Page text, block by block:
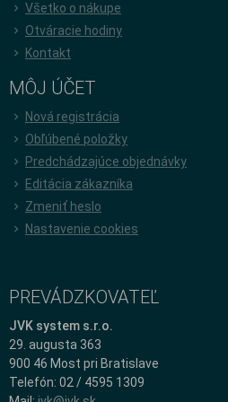
Všetko o nákupe
Otváracie hodiny
Kontakt
MÔJ ÚČET
Nová registrácia
Obľúbené položky
Predchádzajúce objednávky
Editácia zákazníka
Zmeniť heslo
Nastavenie cookies
PREVÁDZKOVATEĽ
JVK system s.r.o.
29. augusta 363
900 46 Most pri Bratislave
Telefón: 02 / 4595 1309